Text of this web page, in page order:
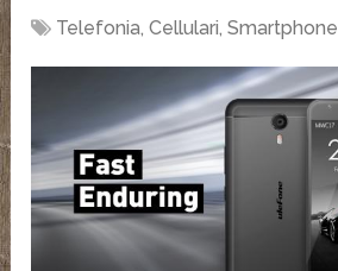
Telefonia, Cellulari, Smartphone